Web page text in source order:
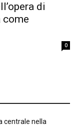
di
come
0
centrale nella